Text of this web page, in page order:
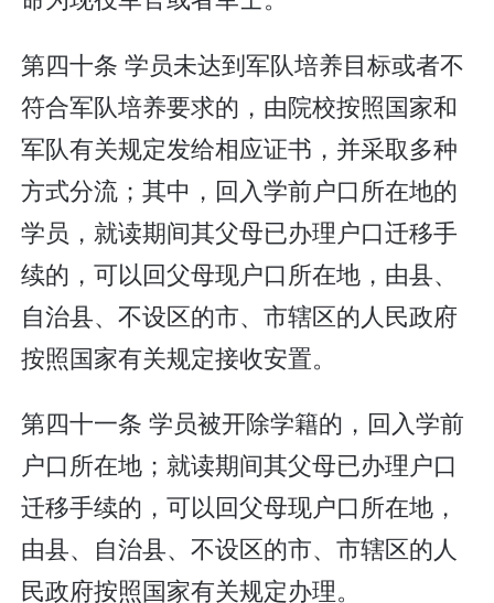
第四十条 学员未达到军队培养目标或者不
符合军队培养要求的，由院校按照国家和
军队有关规定发给相应证书，并采取多种
方式分流；其中，回入学前户口所在地的
学员，就读期间其父母已办理户口迁移手
续的，可以回父母现户口所在地，由县、
自治县、不设区的市、市辖区的人民政府
按照国家有关规定接收安置。
第四十一条 学员被开除学籍的，回入学前
户口所在地；就读期间其父母已办理户口
迁移手续的，可以回父母现户口所在地，
由县、自治县、不设区的市、市辖区的人
民政府按照国家有关规定办理。